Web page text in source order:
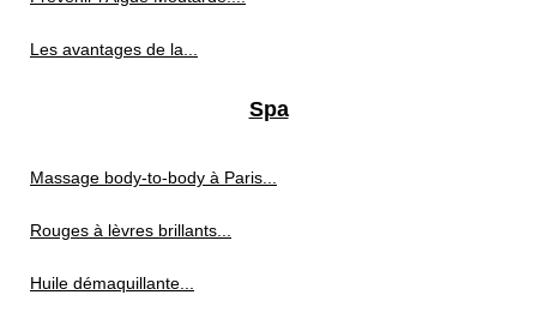
Les avantages de la...
Spa
Massage body-to-body à Paris...
Rouges à lèvres brillants...
Huile démaquillante...